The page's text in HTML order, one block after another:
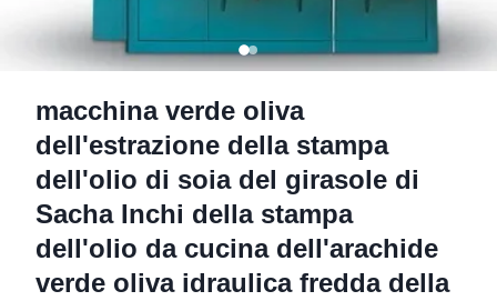
macchina verde oliva
dell'estrazione della stampa
dell'olio di soia del girasole di
Sacha Inchi della stampa
dell'olio da cucina dell'arachide
verde oliva idraulica fredda della